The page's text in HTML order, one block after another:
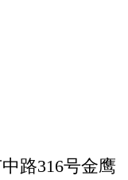
路316号金鹰